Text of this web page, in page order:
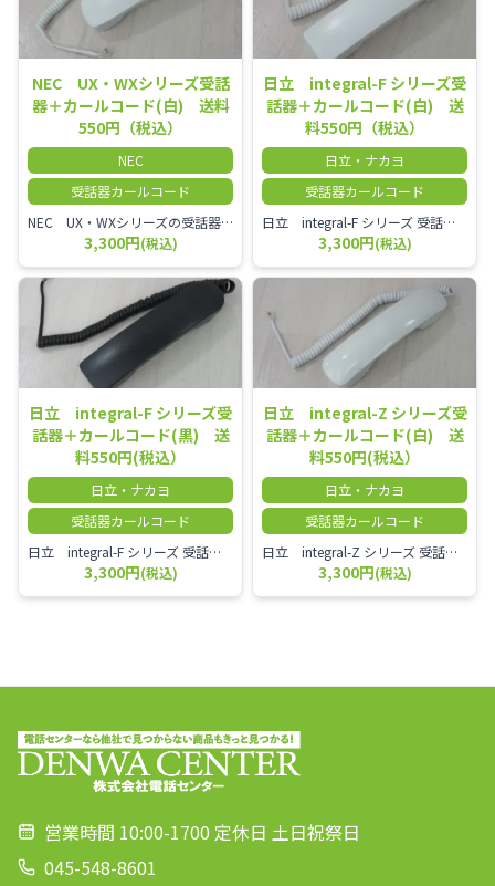
NEC UX・WXシリーズ受話
器＋カールコード(白) 送料
550円（税込）
NEC
受話器カールコード
NEC UX・WXシリーズの受話器とカールコードセット／本商品は中古品となります。 写真では分かりにくいキズ・汚れなどの使用感があります。 経年変化で日焼けの色味が強くなる場合がございます。 予めご理解・ご了承頂きますようお願いいたします。
3,300円(税込)
日立 integral-F シリーズ受
話器＋カールコード(白) 送
料550円（税込）
日立・ナカヨ
受話器カールコード
日立 integral-F シリーズ 受話器＋カールコード セット（白）／本商品は中古品となります。 写真では分かりにくいキズ・汚れなどの使用感があります。 経年変化で日焼けの色味が強くなる場合がございます。 予めご理解・ご了承頂きますようお願いいたします。
3,300円(税込)
日立 integral-F シリーズ受
話器＋カールコード(黒) 送
料550円(税込）
日立・ナカヨ
受話器カールコード
日立 integral-F シリーズ 受話器＋カールコード セット（白）／本商品は中古品となります。 写真では分かりにくいキズ・汚れなどの使用感があります。 経年変化で日焼けの色味が強くなる場合がございます。 予めご理解・ご了承頂きますようお願いいたします。
3,300円(税込)
日立 integral-Z シリーズ受
話器＋カールコード(白) 送
料550円(税込）
日立・ナカヨ
受話器カールコード
日立 integral-Z シリーズ 受話器＋カールコード セット（白）／本商品は中古品となります。 写真では分かりにくいキズ・汚れなどの使用感があります。 経年変化で日焼けの色味が強くなる場合がございます。 予めご理解・ご了承頂きますようお願いいたします。
3,300円(税込)
営業時間 10:00-1700 定休日 土日祝祭日
045-548-8601